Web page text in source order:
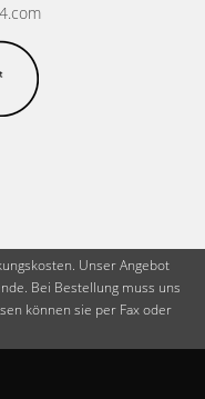
Unser Angebot
Bei Bestellung muss uns
können sie per Fax oder